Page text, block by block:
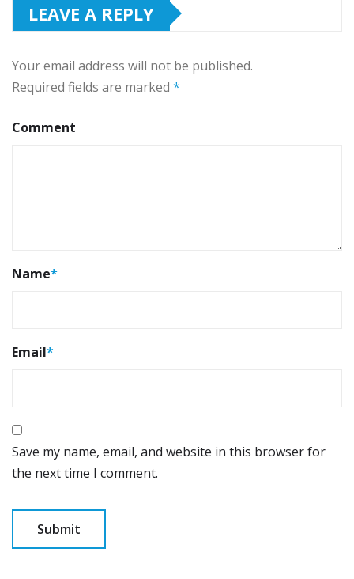
LEAVE A REPLY
Your email address will not be published.
Required fields are marked *
Comment
Name*
Email*
Save my name, email, and website in this browser for
the next time I comment.